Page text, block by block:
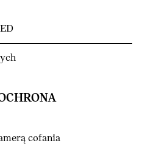
cofania